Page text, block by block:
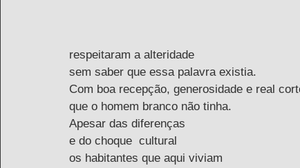
respeitaram a alteridade
sem saber que essa palavra existia.
Com boa recepção, generosidade e real
que o homem branco não tinha.
Apesar das diferenças
e do choque  cultural
os habitantes que aqui viviam